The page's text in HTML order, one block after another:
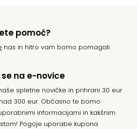
pomoč?
nas in hitro vam bomo pomagali.
na e-novice
spletne novičke in prihrani 30 eur
300 eur. Občasno te bomo
informacijami in kakšnim
Pogoje uporabe kupona